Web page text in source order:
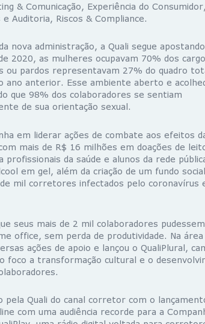
& Comunicação, Experiência do
Auditoria, Riscos & Compliance.
nova administração, a Quali segue
2020, as mulheres ocupavam 70% dos
ou pardos representavam 27% do quadro
ano anterior. Esse ambiente aberto e
que 98% dos colaboradores se sentiam
de sua orientação sexual.
em liderar ações de combate aos efeitos
mais de R$ 16 milhões em doações de
profissionais da saúde e alunos da rede
em gel, além da criação de um fundo social
mil corretores infectados pelo coronavírus
seus mais de 2 mil colaboradores pudessem
office, sem perda de produtividade. Na área
ações de apoio e lançou o QualiPlural,
foco a transformação cultural e o
pela Quali do canal corretor com o
com uma audiência recorde para a